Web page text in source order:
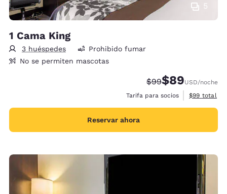
5
1 Cama King
3 huéspedes
Prohibido fumar
No se permiten mascotas
Precio tachado:
$99Precio con
$89USD/noche
Tarifa para socios
Ver
$99 total
Reservar ahora